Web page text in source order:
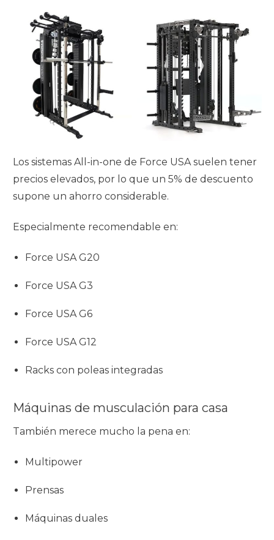
Los sistemas All-in-one de Force USA suelen tener
precios elevados, por lo que un 5% de descuento
supone un ahorro considerable.
Especialmente recomendable en:
Force USA G20
Force USA G3
Force USA G6
Force USA G12
Racks con poleas integradas
Máquinas de musculación para casa
También merece mucho la pena en:
Multipower
Prensas
Máquinas duales